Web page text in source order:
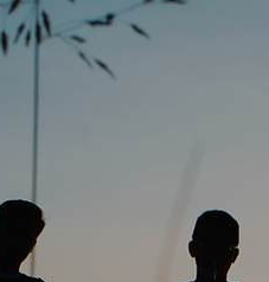
שלהם אל עומק הגבריות
לעצמנו את שאבד – את
ולחלוק, להרגיש שייך,